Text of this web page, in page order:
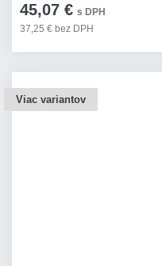
45,07 € s DPH
37,25 € bez DPH
Viac variantov